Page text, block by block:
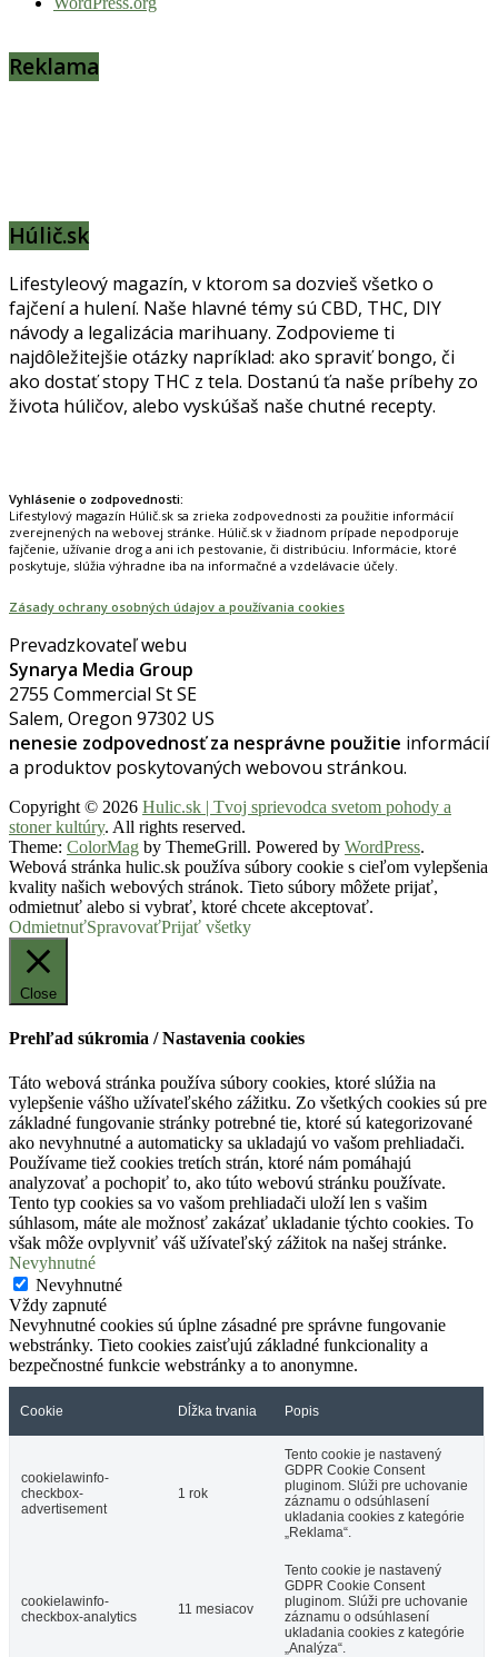
Reklama
Húlič.sk
Lifestyleový magazín, v ktorom sa dozvieš všetko o
fajčení a hulení. Naše hlavné témy sú CBD, THC, DIY
návody a legalizácia marihuany. Zodpovieme ti
najdôležitejšie otázky napríklad: ako spraviť bongo, či
ako dostať stopy THC z tela. Dostanú ťa naše príbehy zo
života húličov, alebo vyskúšaš naše chutné recepty.
Vyhlásenie o zodpovednosti:
Lifestylový magazín Húlič.sk sa zrieka zodpovednosti za použitie informácií
zverejnených na webovej stránke. Húlič.sk v žiadnom prípade nepodporuje
fajčenie, užívanie drog a ani ich pestovanie, či distribúciu. Informácie, ktoré
poskytuje, slúžia výhradne iba na informačné a vzdelávacie účely.
Zásady ochrany osobných údajov a používania cookies
Prevadzkovateľ webu
Synarya Media Group
2755 Commercial St SE
Salem, Oregon 97302 US
nenesie zodpovednosť za nesprávne použitie informácií
a produktov poskytovaných webovou stránkou.
Copyright © 2026 Hulic.sk | Tvoj sprievodca svetom pohody a
stoner kultúry. All rights reserved.
Theme: ColorMag by ThemeGrill. Powered by WordPress.
Webová stránka hulic.sk používa súbory cookie s cieľom vylepšenia
kvality našich webových stránok. Tieto súbory môžete prijať,
odmietnuť alebo si vybrať, ktoré chcete akceptovať.
OdmietnuťSpravovaťPrijať všetky
Close
Prehľad súkromia / Nastavenia cookies
Táto webová stránka používa súbory cookies, ktoré slúžia na
vylepšenie vášho užívateľského zážitku. Zo všetkých cookies sú pre
základné fungovanie stránky potrebné tie, ktoré sú kategorizované
ako nevyhnutné a automaticky sa ukladajú vo vašom prehliadači.
Používame tiež cookies tretích strán, ktoré nám pomáhajú
analyzovať a pochopiť to, ako túto webovú stránku používate.
Tento typ cookies sa vo vašom prehliadači uloží len s vašim
súhlasom, máte ale možnosť zakázať ukladanie týchto cookies. To
však môže ovplyvniť váš užívateľský zážitok na našej stránke.
Nevyhnutné
Nevyhnutné
Vždy zapnuté
Nevyhnutné cookies sú úplne zásadné pre správne fungovanie
webstránky. Tieto cookies zaisťujú základné funkcionality a
bezpečnostné funkcie webstránky a to anonymne.
Cookie Dĺžka trvania Popis
cookielawinfo-
checkbox-
advertisement
1 rok
Tento cookie je nastavený
GDPR Cookie Consent
pluginom. Slúži pre uchovanie
záznamu o odsúhlasení
ukladania cookies z kategórie
„Reklama“.
cookielawinfo-
checkbox-analytics
11 mesiacov
Tento cookie je nastavený
GDPR Cookie Consent
pluginom. Slúži pre uchovanie
záznamu o odsúhlasení
ukladania cookies z kategórie
„Analýza“.